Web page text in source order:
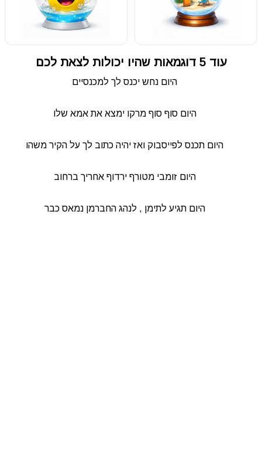
עוד 5 דוגמאות שהיו יכולות לצאת לכם
היום נחש יכנס לך למכנסיים
היום סוף סוף מרקו ימצא את אמא שלו
היום תכנס לפייסבוק ואז יהיה כתוב לך על הקיר משהו
היום זומבי מטורף ירדוף אחריך ברחוב
היום תגיע לתימן , לנהג החברמן נמאס כבר